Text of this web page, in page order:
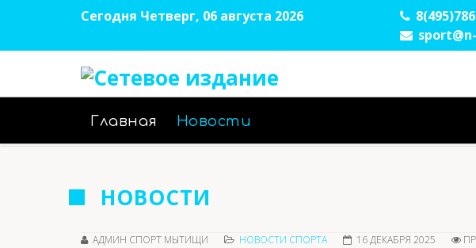
Сегодня Четверг, 06 августа 2026
Главная Новости
НОВОСТИ
АДМИН СПОРТ МЫТИЩИ НОВОСТИ СПОРТА 16 ДЕКАБРЯ 2025